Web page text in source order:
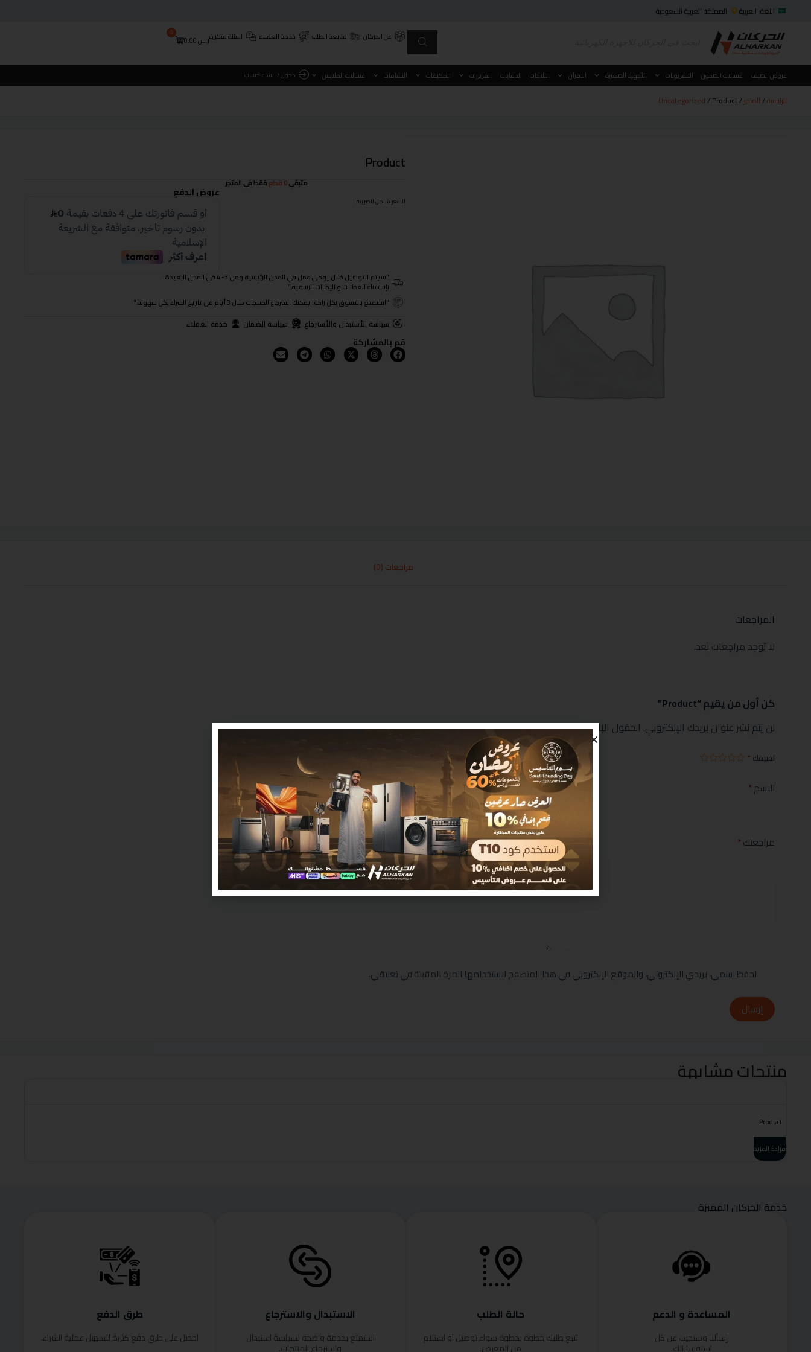
اللغة: العربية المملكة العربية السعودية
عن الحركان متابعة الطلب خدمة العملاء اسئلة متكررةر.س0.00
0
عروض الصيف غسالات الصحون التلفزيونات الأجهزة الصغيرة الافران الثلاجات الدفايات الفريزرات المكيفات النشافات غسالات الملابس دخول / انشاء حساب
الرئيسية/ المتجر /
Uncategorized / Product
Product
السعر شامل الضريبة
متبقي0 قطع فقط في المتجر
عروض الدفع
"سيتم التوصيل خلال يومي عمل في المدن الرئيسية ومن 3- 4 في المدن البعيدة.
بإستثناء العطلات و الإجازات الرسمية."
"استمتع بالتسوق بكل راحة! يمكنك استرجاع المنتجات خلال 3 أيام من تاريخ الشراء بكل سهولة."
سياسة الأستبدال والأسترجاع سياسة الضمان خدمة العملاء
قم بالمشاركة
مراجعات (0)
المراجعات
لا توجد مراجعات بعد.
كن أول من يقيم “Product”
لن يتم نشر عنوان بريدك الإلكتروني. الحقول الإلزامية مشار إليها بـ*
تقييمك *
الاسم* البريد الإلكتروني*
مراجعتك*
احفظ اسمي، بريدي الإلكتروني، والموقع الإلكتروني في هذا المتصفح لاستخدامها المرة المقبلة في تعليقي.
إرسال
منتجات مشابهة
Product
قراءة المزيد
خدمة الحركان المميزة
المساعدة و الدعم
إسألنا وسنجيب عن كل
استفساراتك.
حالة الطلب
تتبع طلبك خطوة بخطوة سواء توصيل أو استلام
من المعرض.
الاستبدال والاسترجاع
استمتع بخدمة واضحة لسياسة استبدال
واسترجاع المنتجات.
طرق الدفع
احصل على طرق دفع كثيرة لتسهيل عملية الشراء.